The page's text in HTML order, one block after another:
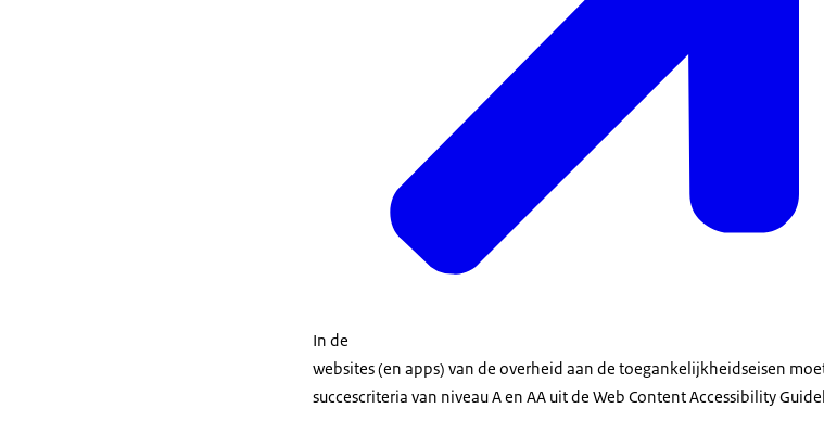
In de
websites (en apps) van de overheid aan de toegankelijkheidseisen
succescriteria van niveau A en AA uit de Web Content Accessibility